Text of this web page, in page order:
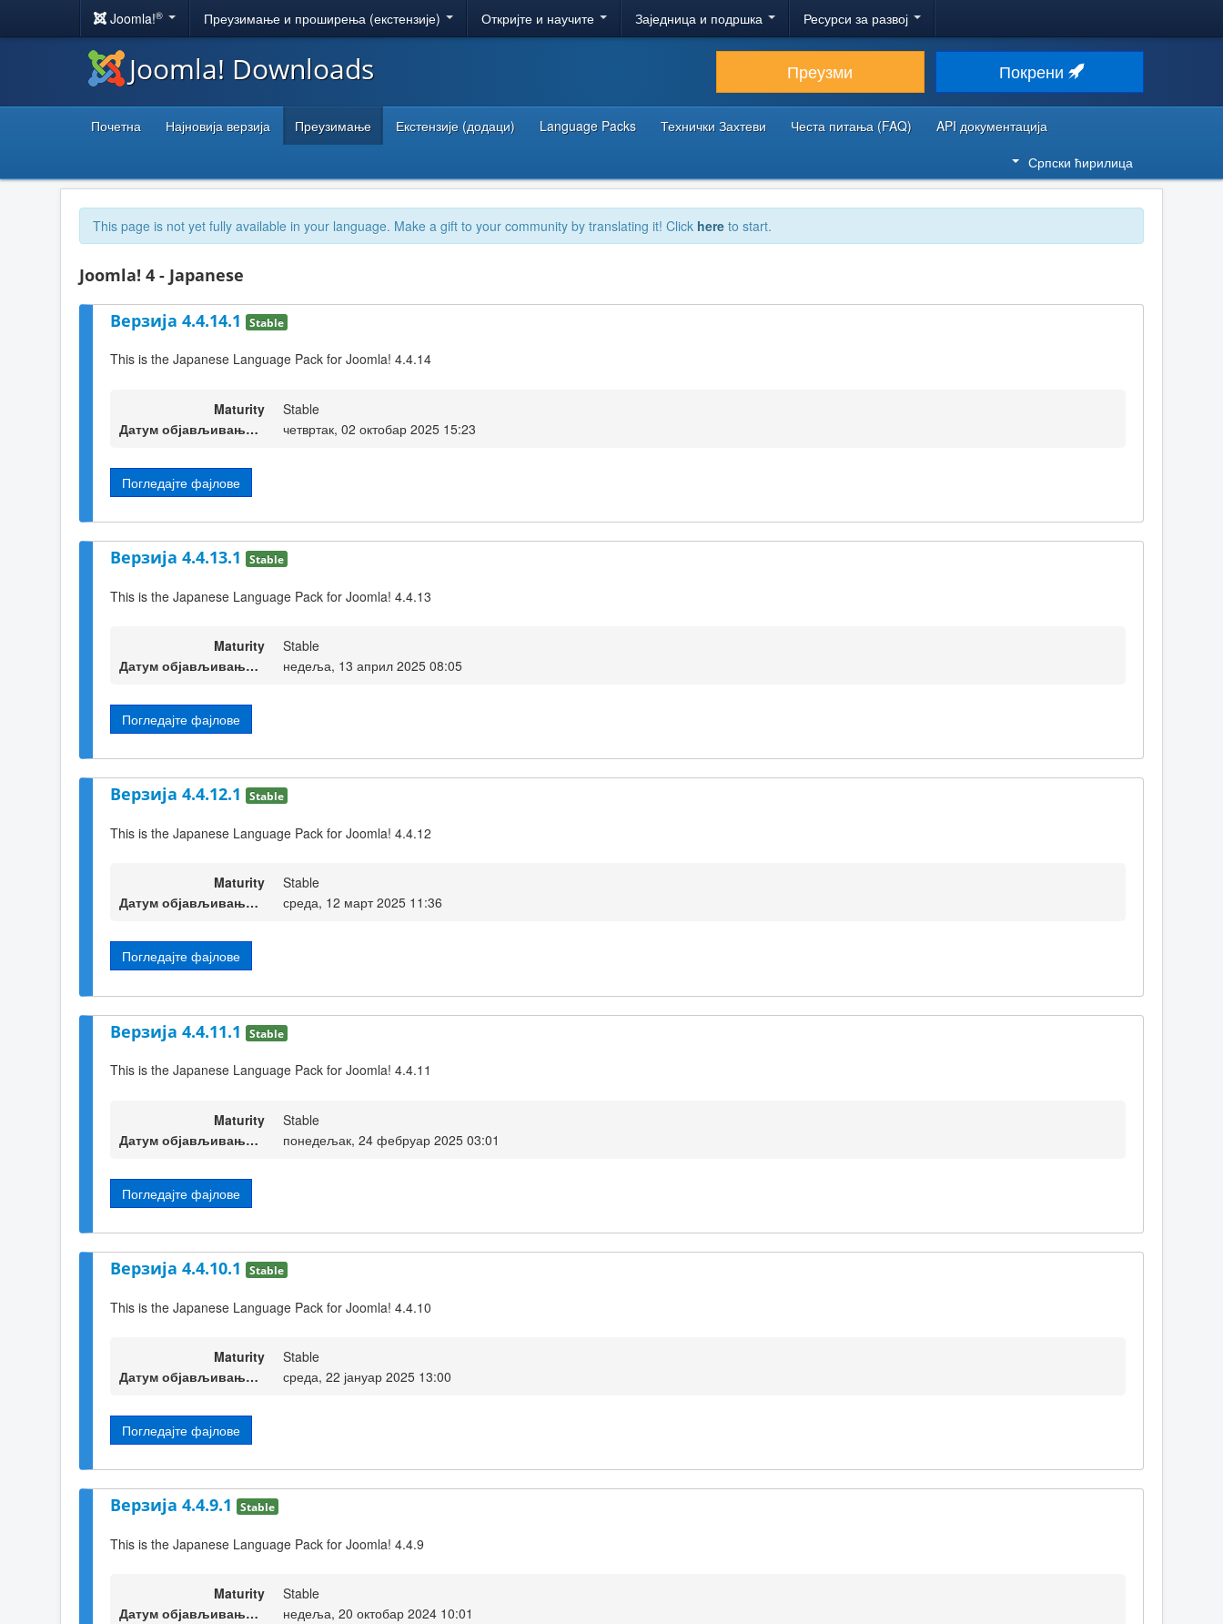
Joomla!® Преузимање и проширења (екстензије) Откријте и научите Заједница и подршка Ресурси за развој
Joomla! Downloads Преузми Покрени
Почетна Најновија верзија Преузимање Екстензије (додаци) Language Packs Технички Захтеви Честа питања (FAQ)
API документација
Српски ћирилица
This page is not yet fully available in your language. Make a gift to your community by translating it! Click here to start.
Joomla! 4 - Japanese
Верзија 4.4.14.1 Stable
This is the Japanese Language Pack for Joomla! 4.4.14
Maturity
Stable
Датум објављивања верзије
четвртак, 02 октобар 2025 15:23
Погледајте фајлове
Верзија 4.4.13.1 Stable
This is the Japanese Language Pack for Joomla! 4.4.13
Maturity
Stable
Датум објављивања верзије
недеља, 13 април 2025 08:05
Погледајте фајлове
Верзија 4.4.12.1 Stable
This is the Japanese Language Pack for Joomla! 4.4.12
Maturity
Stable
Датум објављивања верзије
среда, 12 март 2025 11:36
Погледајте фајлове
Верзија 4.4.11.1 Stable
This is the Japanese Language Pack for Joomla! 4.4.11
Maturity
Stable
Датум објављивања верзије
понедељак, 24 фебруар 2025 03:01
Погледајте фајлове
Верзија 4.4.10.1 Stable
This is the Japanese Language Pack for Joomla! 4.4.10
Maturity
Stable
Датум објављивања верзије
среда, 22 јануар 2025 13:00
Погледајте фајлове
Верзија 4.4.9.1 Stable
This is the Japanese Language Pack for Joomla! 4.4.9
Maturity
Stable
Датум објављивања верзије
недеља, 20 октобар 2024 10:01